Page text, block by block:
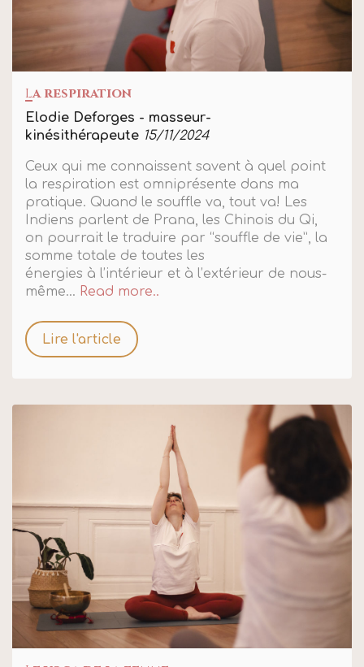
La respiration
Elodie Deforges - masseur-
kinésithérapeute 15/11/2024
Ceux qui me connaissent savent à quel point
la respiration est omniprésente dans ma
pratique. Quand le souffle va, tout va! Les
Indiens parlent de Prana, les Chinois du Qi,
on pourrait le traduire par “souffle de vie”, la
somme totale de toutes les
énergies à l’intérieur et à l’extérieur de nous-
même... Read more..
Lire l'article